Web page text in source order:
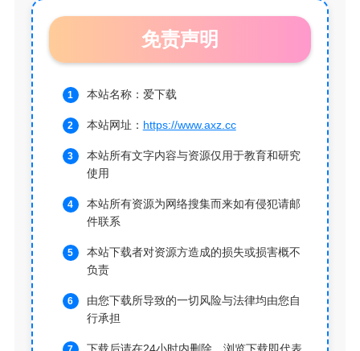
免责声明
本站名称：爱下载
本站网址： https://www.axz.cc
本站所有文字内容与资源仅用于教育和研究
使用
本站所有资源为网络搜集而来如有侵犯请邮
件联系
本站下载者对资源方造成的损失或损害概不
负责
由您下载所导致的一切风险与法律均由您自
行承担